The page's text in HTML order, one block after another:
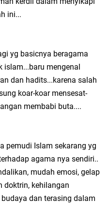
ini...
yg basicnya beragama
islam...baru mengenal
dan hadits...karena salah
koar-koar mensesat-
membabi buta....
pemudi Islam sekarang yg
agama nya sendiri..
mudah emosi, gelap
doktrin, kehilangan
dan terasing dalam